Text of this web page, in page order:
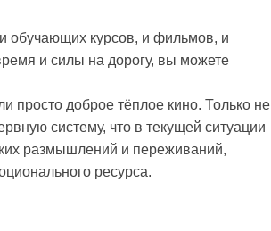
обучающих курсов, и фильмов, и
и силы на дорогу, вы можете
просто доброе тёплое кино. Только не
систему, что в текущей ситуации
размышлений и переживаний,
ресурса.